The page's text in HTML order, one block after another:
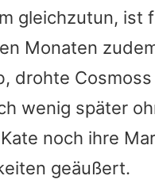
gleichzutun, ist
Monaten
drohte
wenig später
Kate noch ihre
geäußert.